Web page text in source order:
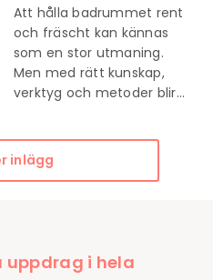
Att hålla badrummet rent
och fräscht kan kännas
som en stor utmaning.
Men med rätt kunskap,
verktyg och metoder blir…
inlägg
uppdrag i hela